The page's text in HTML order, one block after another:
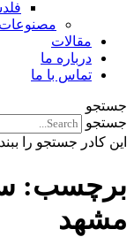
مقالات
درباره ما
تماس با ما
جستجو
جستجو
این کادر جستجو را
برچسب:
مشهد